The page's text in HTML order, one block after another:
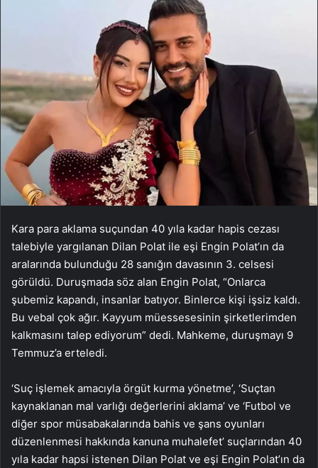
Kara para aklama suçundan 40 yıla kadar hapis cezası
talebiyle yargılanan Dilan Polat ile eşi Engin Polat’ın da
aralarında bulunduğu 28 sanığın davasının 3. celsesi
görüldü. Duruşmada söz alan Engin Polat, “Onlarca
şubemiz kapandı, insanlar batıyor. Binlerce kişi işsiz kaldı.
Bu vebal çok ağır. Kayyum müessesesinin şirketlerimden
kalkmasını talep ediyorum” dedi. Mahkeme, duruşmayı 9
Temmuz’a erteledi.
‘Suç işlemek amacıyla örgüt kurma yönetme’, ‘Suçtan
kaynaklanan mal varlığı değerlerini aklama’ ve ‘Futbol ve
diğer spor müsabakalarında bahis ve şans oyunları
düzenlenmesi hakkında kanuna muhalefet’ suçlarından 40
yıla kadar hapsi istenen Dilan Polat ve eşi Engin Polat’ın da